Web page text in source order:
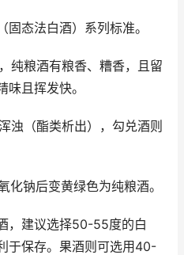
固态法白酒）系列标准。
纯粮酒有粮香、糟香，且留
且挥发快。
浊（酯类析出），勾兑酒则
化钠后变黄绿色为纯粮酒。
，建议选择50-55度的白
于保存。果酒则可选用40-